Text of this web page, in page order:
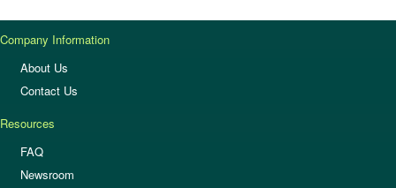
Company Information
About Us
Contact Us
Resources
FAQ
Newsroom